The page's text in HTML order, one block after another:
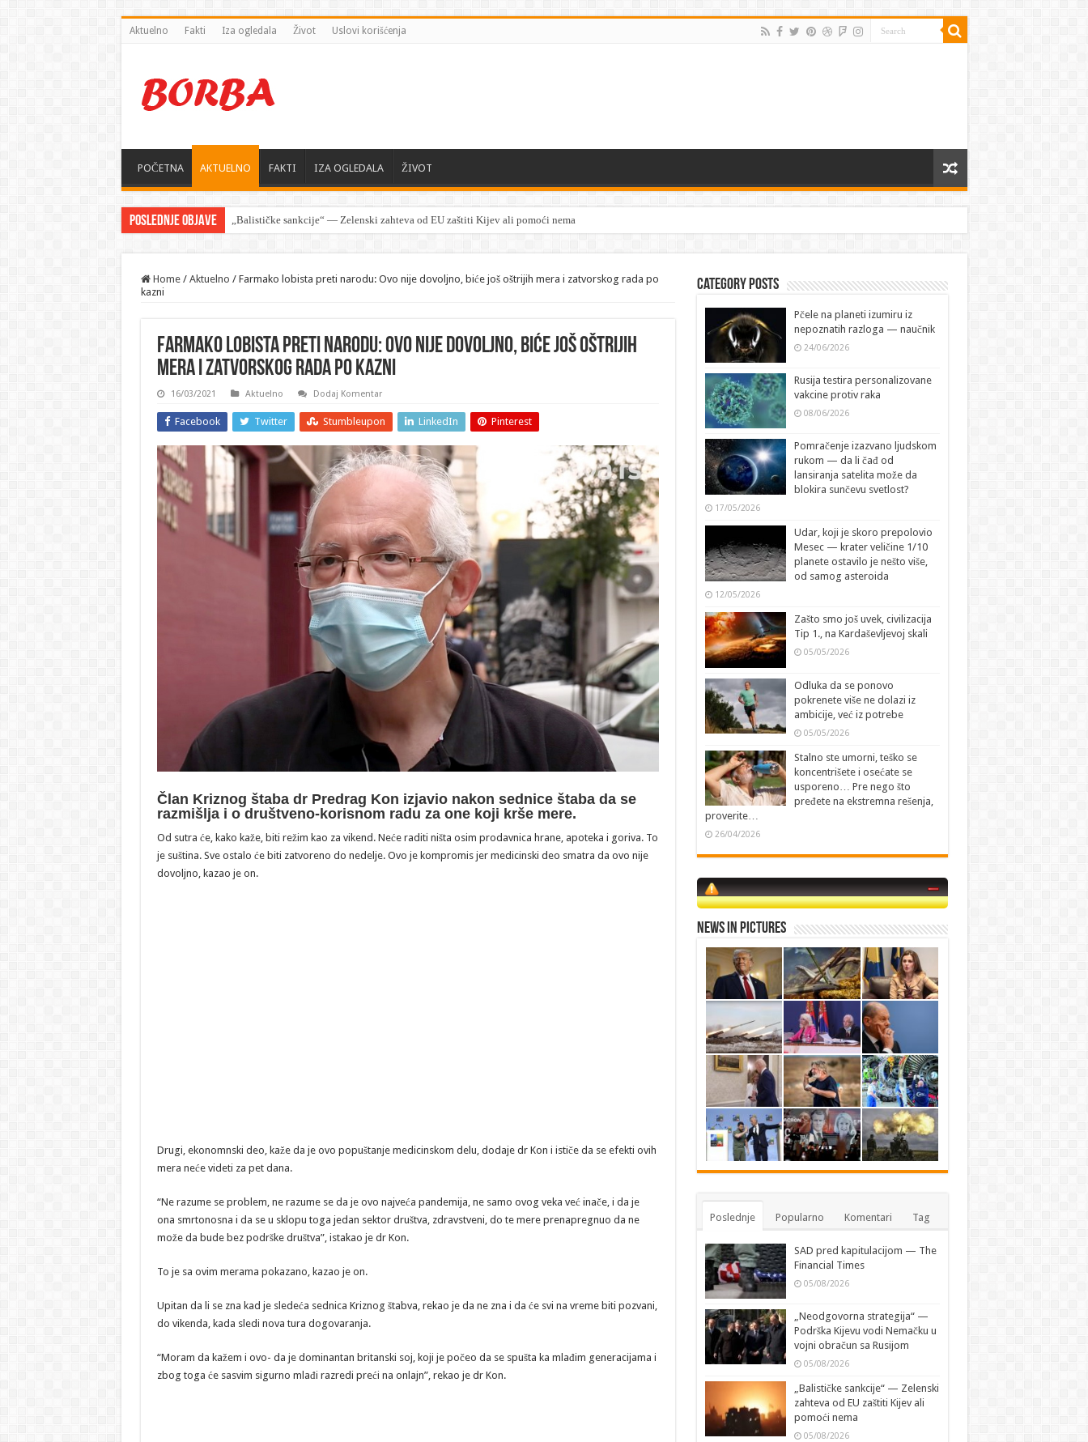
Aktuelno Fakti Iza ogledala Život Uslovi korišćenja
POČETNA AKTUELNO FAKTI IZA OGLEDALA ŽIVOT
Poslednje objave Rusija poslala ratni brod, kod o
Home / Aktuelno / Farmako lobista preti narodu: Ovo nije dovoljno, biće još oštrijih mera i zatvorskog rada po
kazni
Farmako lobista preti narodu: Ovo nije dovoljno, biće još oštrijih
mera i zatvorskog rada po kazni
16/03/2021 Aktuelno Dodaj Komentar
Facebook Twitter Stumbleupon LinkedIn Pinterest
Član Kriznog štaba dr Predrag Kon izjavio nakon sednice štaba da se
razmišlja i o društveno-korisnom radu za one koji krše mere.
Od sutra će, kako kaže, biti režim kao za vikend. Neće raditi ništa osim prodavnica hrane, apoteka i goriva. To
je suština. Sve ostalo će biti zatvoreno do nedelje. Ovo je kompromis jer medicinski deo smatra da ovo nije
dovoljno, kazao je on.
Drugi, ekonomnski deo, kaže da je ovo popuštanje medicinskom delu, dodaje dr Kon i ističe da se efekti ovih
mera neće videti za pet dana.
“Ne razume se problem, ne razume se da je ovo najveća pandemija, ne samo ovog veka već inače, i da je
ona smrtonosna i da se u sklopu toga jedan sektor društva, zdravstveni, do te mere prenapregnuo da ne
može da bude bez podrške društva”, istakao je dr Kon.
To je sa ovim merama pokazano, kazao je on.
Upitan da li se zna kad je sledeća sednica Kriznog štabva, rekao je da ne zna i da će svi na vreme biti pozvani,
do vikenda, kada sledi nova tura dogovaranja.
“Moram da kažem i ovo- da je dominantan britanski soj, koji je počeo da se spušta ka mlađim generacijama i
zbog toga će sasvim sigurno mlađi razredi preći na onlajn”, rekao je dr Kon.
Category Posts
Pčele na planeti izumiru iz
nepoznatih razloga — naučnik
24/06/2026
Rusija testira personalizovane
vakcine protiv raka
08/06/2026
Pomračenje izazvano ljudskom
rukom — da li čađ od
lansiranja satelita može da
blokira sunčevu svetlost?
17/05/2026
Udar, koji je skoro prepolovio
Mesec — krater veličine 1/10
planete ostavilo je nešto više,
od samog asteroida
12/05/2026
Zašto smo još uvek, civilizacija
Tip 1., na Kardaševljevoj skali
05/05/2026
Odluka da se ponovo
pokrenete više ne dolazi iz
ambicije, već iz potrebe
05/05/2026
Stalno ste umorni, teško se
koncentrišete i osećate se
usporeno… Pre nego što
pređete na ekstremna rešenja,
proverite…
26/04/2026
News in Pictures
Poslednje Popularno Komentari Tag
SAD pred kapitulacijom — The
Financial Times
05/08/2026
„Neodgovorna strategija“ —
Podrška Kijevu vodi Nemačku u
vojni obračun sa Rusijom
05/08/2026
„Balističke sankcije“ — Zelenski
zahteva od EU zaštiti Kijev ali
pomoći nema
05/08/2026